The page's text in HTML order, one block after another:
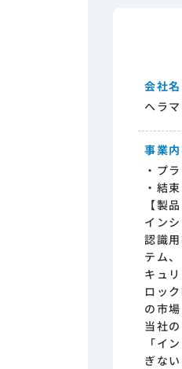
会社名
ヘラ
事業
・プ
・結
【製
イン
認識
テム
キュ
ロッ
の市
当社
「イ
ぎな